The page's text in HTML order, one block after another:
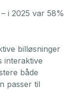
i 2025 var 58%
billøsninger
interaktive
både
passer til